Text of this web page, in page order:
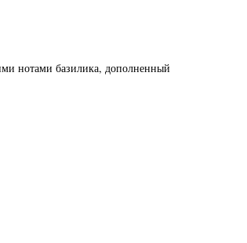
нотами базилика, дополненный